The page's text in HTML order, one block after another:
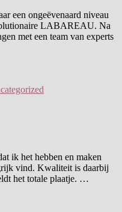
een ongeëvenaard niveau
LABAREAU. Na
met een team van experts
ik het hebben en maken
vind. Kwaliteit is daarbij
het totale plaatje. …